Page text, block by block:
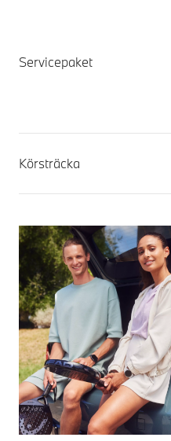
Servicepaket
Körsträcka